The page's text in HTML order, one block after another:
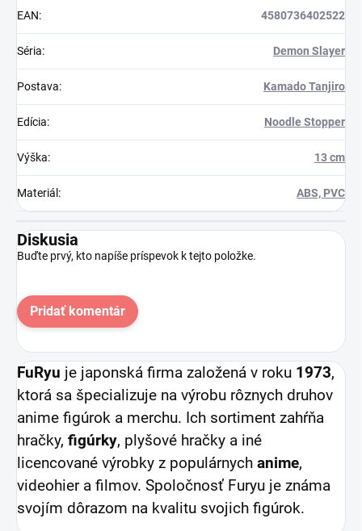
EAN: 4580736402522
Séria: Demon Slayer
Postava: Kamado Tanjiro
Edícia: Noodle Stopper
Výška: 13 cm
Materiál : ABS, PVC
Diskusia
Buďte prvý, kto napíše príspevok k tejto položke.
Pridať komentár
FuRyu je japonská firma založená v roku 1973,
ktorá sa špecializuje na výrobu rôznych druhov
anime figúrok a merchu. Ich sortiment zahŕňa
hračky, figúrky, plyšové hračky a iné
licencované výrobky z populárnych anime,
videohier a filmov. Spoločnosť Furyu je známa
svojím dôrazom na kvalitu svojich figúrok.